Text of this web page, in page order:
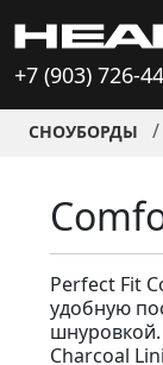
+7 (903) 726-
СНОУБОРДЫ
Perfect Fit
удобную
Charcoal